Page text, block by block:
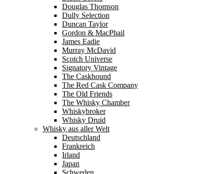
Douglas Thomson
Dully Selection
Duncan Taylor
Gordon & MacPhail
James Eadie
Murray McDavid
Scotch Universe
Signatory Vintage
The Caskhound
The Red Cask Company
The Old Friends
The Whisky Chamber
Whiskybroker
Whisky Druid
Whisky aus aller Welt
Deutschland
Frankreich
Irland
Japan
Schweden